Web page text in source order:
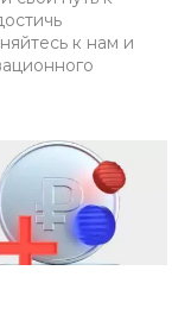
к нам и